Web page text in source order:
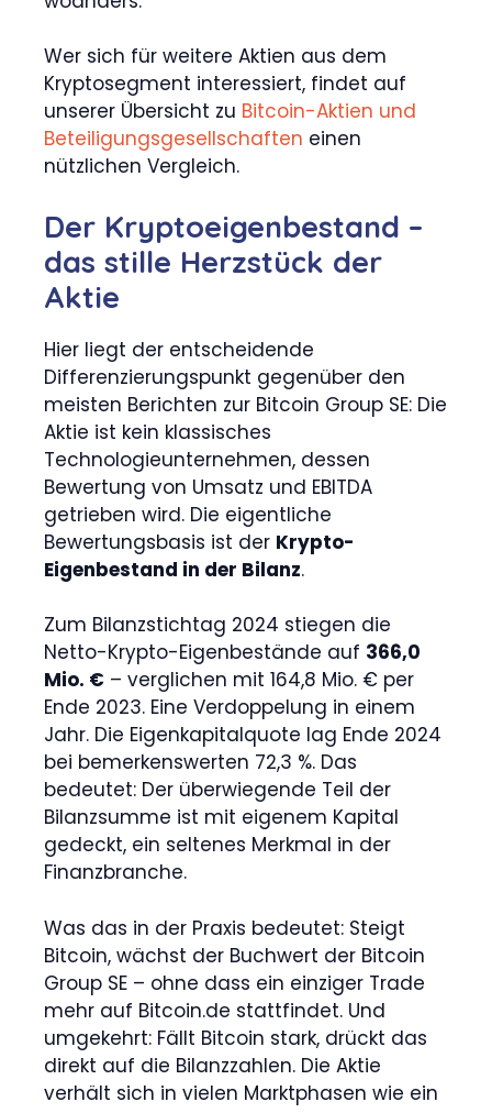
Wer sich für weitere Aktien aus dem
Kryptosegment interessiert, findet auf
unserer Übersicht zu Bitcoin-Aktien und
Beteiligungsgesellschaften einen
nützlichen Vergleich.
Der Kryptoeigenbestand –
das stille Herzstück der
Aktie
Hier liegt der entscheidende
Differenzierungspunkt gegenüber den
meisten Berichten zur Bitcoin Group SE: Die
Aktie ist kein klassisches
Technologieunternehmen, dessen
Bewertung von Umsatz und EBITDA
getrieben wird. Die eigentliche
Bewertungsbasis ist der Krypto-
Eigenbestand in der Bilanz.
Zum Bilanzstichtag 2024 stiegen die
Netto-Krypto-Eigenbestände auf 366,0
Mio. € – verglichen mit 164,8 Mio. € per
Ende 2023. Eine Verdoppelung in einem
Jahr. Die Eigenkapitalquote lag Ende 2024
bei bemerkenswerten 72,3 %. Das
bedeutet: Der überwiegende Teil der
Bilanzsumme ist mit eigenem Kapital
gedeckt, ein seltenes Merkmal in der
Finanzbranche.
Was das in der Praxis bedeutet: Steigt
Bitcoin, wächst der Buchwert der Bitcoin
Group SE – ohne dass ein einziger Trade
mehr auf Bitcoin.de stattfindet. Und
umgekehrt: Fällt Bitcoin stark, drückt das
direkt auf die Bilanzzahlen. Die Aktie
verhält sich in vielen Marktphasen wie ein